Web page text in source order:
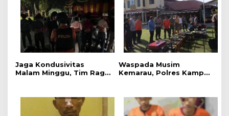
Jaga Kondusivitas
Malam Minggu, Tim Raga
Bangkinang
Waspada Musim
Kemarau, Polres Kampar
Karhutla